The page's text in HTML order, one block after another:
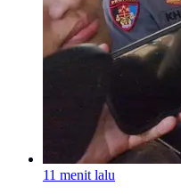
11 menit lalu